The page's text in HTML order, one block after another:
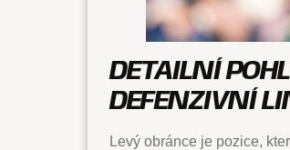
DETAILNÍ
DEFENZIVNÍ
Levý obránce je pozice,